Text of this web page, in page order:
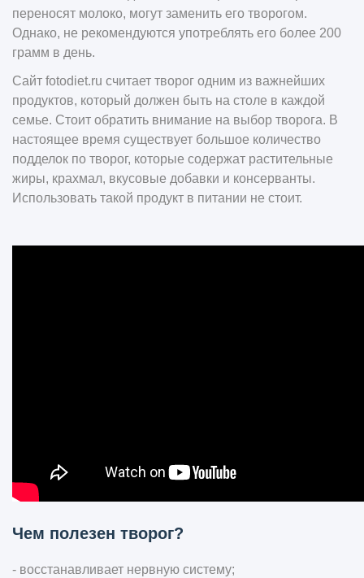
переносят молоко, могут заменить его творогом.
Однако, не рекомендуются употреблять его более 200
грамм в день.
Сайт fotodiet.ru считает творог одним из важнейших
продуктов, который должен быть на столе в каждой
семье. Стоит обратить внимание на выбор творога. В
настоящее время существует большое количество
подделок по творог, которые содержат растительные
жиры, крахмал, вкусовые добавки и консерванты.
Использовать такой продукт в питании не стоит.
Чем полезен творог?
- восстанавливает нервную систему;